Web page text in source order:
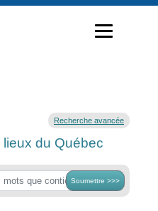
Recherche avancée
du Québec
Soumettre >>>